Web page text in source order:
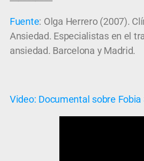
Fuente: Olga Herrero (2007).
Ansiedad. Especialistas en el
ansiedad. Barcelona y Madrid.
Video: Documental sobre Fobia